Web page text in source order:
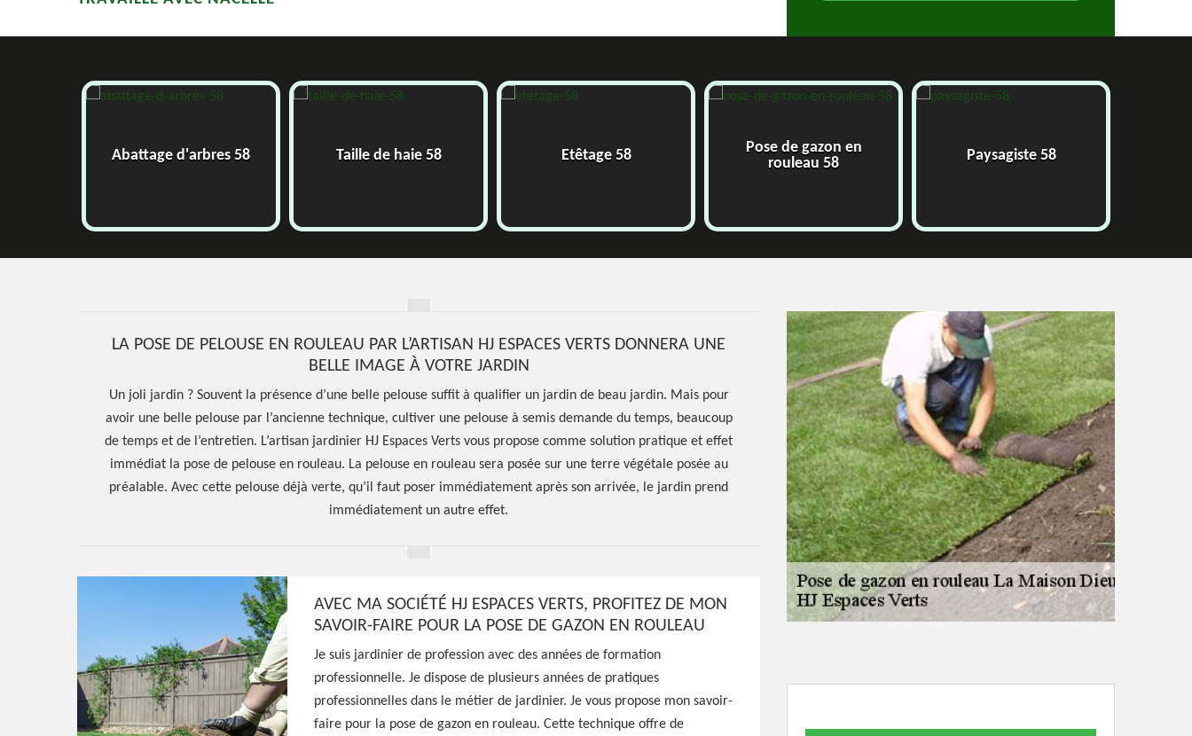
Hoerter Joseph Elagage 58
Entreprise pose de gazon
Abattage d'arbres 58 Taille de haie 58 Etêtage 58
Pose de gazon en
rouleau 58
Paysagiste 58
LA POSE DE PELOUSE EN ROULEAU PAR L’ARTISAN HJ ESPACES VERTS DONNERA UNE
BELLE IMAGE À VOTRE JARDIN
Un joli jardin ? Souvent la présence d’une belle pelouse suffit à qualifier un jardin de beau jardin. Mais pour
avoir une belle pelouse par l’ancienne technique, cultiver une pelouse à semis demande du temps, beaucoup
de temps et de l’entretien. L’artisan jardinier HJ Espaces Verts vous propose comme solution pratique et effet
immédiat la pose de pelouse en rouleau. La pelouse en rouleau sera posée sur une terre végétale posée au
préalable. Avec cette pelouse déjà verte, qu’il faut poser immédiatement après son arrivée, le jardin prend
immédiatement un autre effet.
AVEC MA SOCIÉTÉ HJ ESPACES VERTS, PROFITEZ DE MON
SAVOIR-FAIRE POUR LA POSE DE GAZON EN ROULEAU
Je suis jardinier de profession avec des années de formation
professionnelle. Je dispose de plusieurs années de pratiques
professionnelles dans le métier de jardinier. Je vous propose mon savoir-
faire pour la pose de gazon en rouleau. Cette technique offre de